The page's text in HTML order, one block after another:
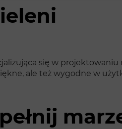
się w projektowaniu
ale też wygodne w